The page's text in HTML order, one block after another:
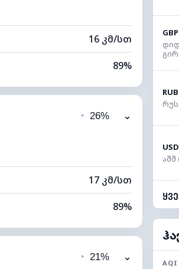
16 კმ/სთ
89%
57%
10 კმ
◔ 26% ⌄
17 კმ/სთ
89%
81%
10 კმ
◔ 21% ⌄
GBP
RUB
USD
AQI